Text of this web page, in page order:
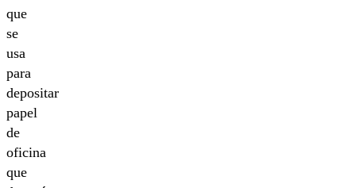
que
se
usa
para
depositar
papel
de
oficina
que